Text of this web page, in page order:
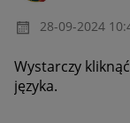
‎28-09-2024
Wystarczy
języka.